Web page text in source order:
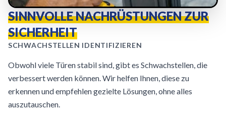
SINNVOLLE NACHRÜSTUNGEN ZUR
SICHERHEIT
SCHWACHSTELLEN IDENTIFIZIEREN
Obwohl viele Türen stabil sind, gibt es Schwachstellen, die
verbessert werden können. Wir helfen Ihnen, diese zu
erkennen und empfehlen gezielte Lösungen, ohne alles
auszutauschen.